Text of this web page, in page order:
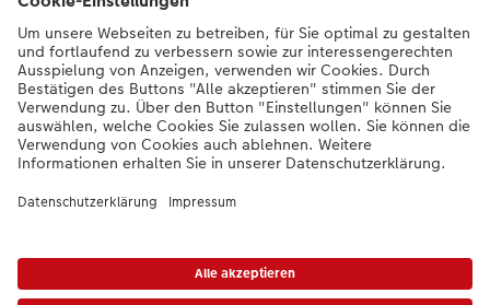
Mehr zum CEWE Fotoservice
Bei Fragen zu Produkten oder der Bestellung können Sie uns gern anrufen:
Mo. bis Sa.: 8:00 – 20:00 Uhr und So.: 10:00 – 18:00
Uhr